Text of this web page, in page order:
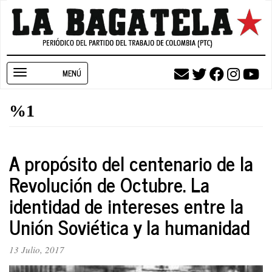
Pasar
contenido
navigation
%1
A propósito del centenario de la
Revolución de Octubre. La
identidad de intereses entre la
Unión Soviética y la humanidad
13 Julio, 2017